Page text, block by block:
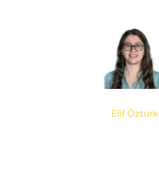
Elif Öztürk